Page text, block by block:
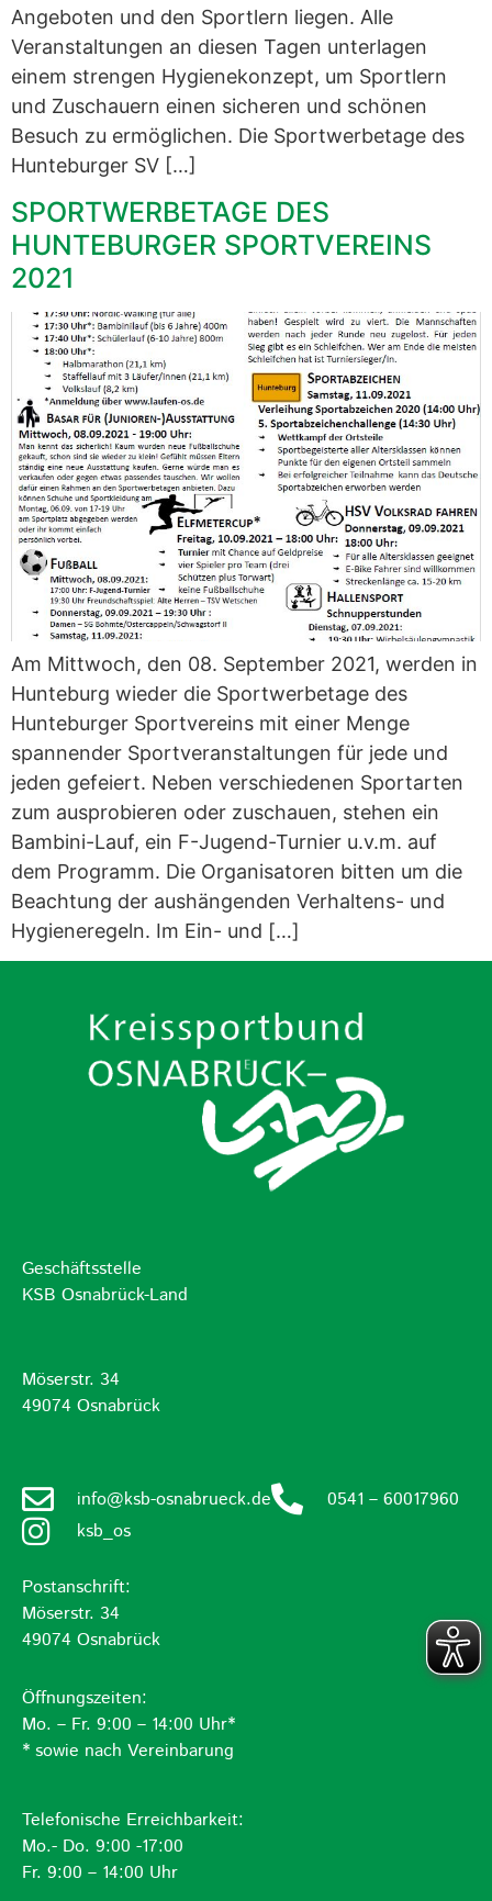
Angeboten und den Sportlern liegen. Alle
Veranstaltungen an diesen Tagen unterlagen
einem strengen Hygienekonzept, um Sportlern
und Zuschauern einen sicheren und schönen
Besuch zu ermöglichen. Die Sportwerbetage des
Hunteburger SV […]
SPORTWERBETAGE DES
HUNTEBURGER SPORTVEREINS
2021
Am Mittwoch, den 08. September 2021, werden in
Hunteburg wieder die Sportwerbetage des
Hunteburger Sportvereins mit einer Menge
spannender Sportveranstaltungen für jede und
jeden gefeiert. Neben verschiedenen Sportarten
zum ausprobieren oder zuschauen, stehen ein
Bambini-Lauf, ein F-Jugend-Turnier u.v.m. auf
dem Programm. Die Organisatoren bitten um die
Beachtung der aushängenden Verhaltens- und
Hygieneregeln. Im Ein- und […]
Geschäftsstelle
KSB Osnabrück-Land
Möserstr. 34
49074 Osnabrück
info@ksb-osnabrueck.de
0541 – 60017960
ksb_os
Postanschrift:
Möserstr. 34
49074 Osnabrück
Öffnungszeiten:
Mo. – Fr. 9:00 – 14:00 Uhr*
* sowie nach Vereinbarung
Telefonische Erreichbarkeit:
Mo.- Do. 9:00 -17:00
Fr. 9:00 – 14:00 Uhr